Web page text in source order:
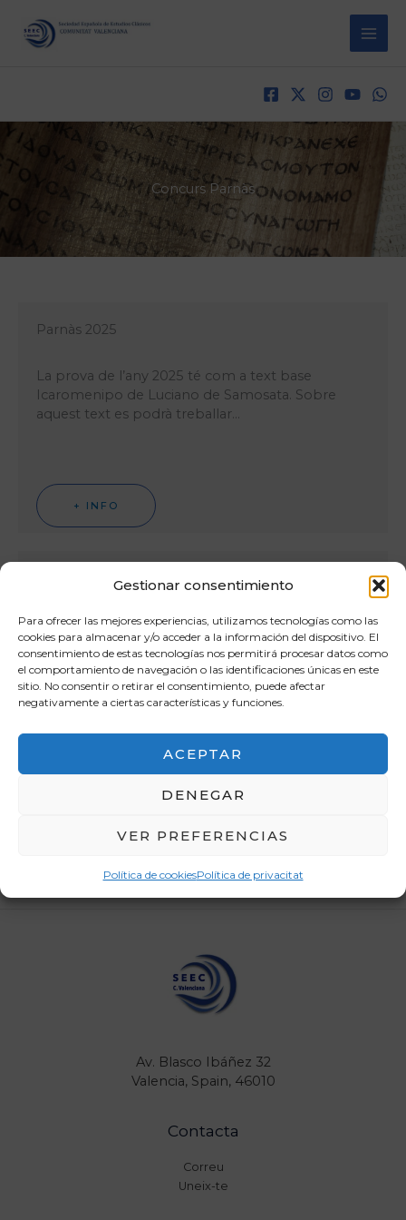
Gestionar consentimiento
Para ofrecer las mejores experiencias, utilizamos tecnologías como las
cookies para almacenar y/o acceder a la información del dispositivo. El
consentimiento de estas tecnologías nos permitirá procesar datos como
el comportamiento de navegación o las identificaciones únicas en este
sitio. No consentir o retirar el consentimiento, puede afectar
negativamente a ciertas características y funciones.
ACEPTAR
DENEGAR
VER PREFERENCIAS
Política de cookiesPolítica de privacitat
contingut
Concurs Parnàs
Parnàs 2025
La prova de l’any 2025 té com a text base
Icaromenipo de Luciano de Samosata. Sobre
aquest text es podrà treballar…
+ INFO
Parnàs 2024
Este és un concurs nacional sobre llengua i cultura
de l’Antiga Grècia. L’examen es celebra el mateix
dia i a la…
Av. Blasco Ibáñez 32
Valencia, Spain, 46010
Contacta
Correu
Uneix-te